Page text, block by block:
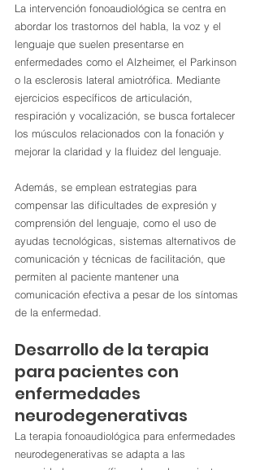
La intervención fonoaudiológica se centra en
abordar los trastornos del habla, la voz y el
lenguaje que suelen presentarse en
enfermedades como el Alzheimer, el Parkinson
o la esclerosis lateral amiotrófica. Mediante
ejercicios específicos de articulación,
respiración y vocalización, se busca fortalecer
los músculos relacionados con la fonación y
mejorar la claridad y la fluidez del lenguaje.
Además, se emplean estrategias para
compensar las dificultades de expresión y
comprensión del lenguaje, como el uso de
ayudas tecnológicas, sistemas alternativos de
comunicación y técnicas de facilitación, que
permiten al paciente mantener una
comunicación efectiva a pesar de los síntomas
de la enfermedad.
Desarrollo de la terapia
para pacientes con
enfermedades
neurodegenerativas
La terapia fonoaudiológica para enfermedades
neurodegenerativas se adapta a las